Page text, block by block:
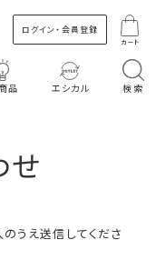
ログイン・会員登録
カート
品 エシカル 検索
せ
うえ送信してくださ